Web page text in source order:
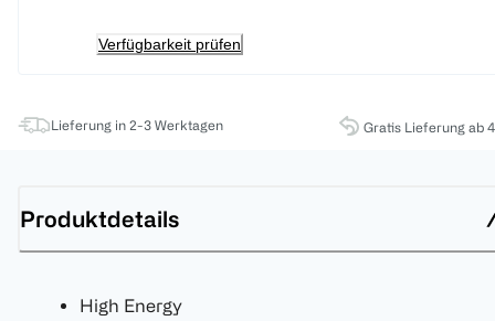
Verfügbarkeit prüfen
Lieferung in 2-3 Werktagen Gratis Lieferung ab
Produktdetails
High Energy